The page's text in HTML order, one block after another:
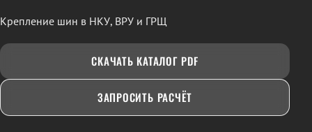
Крепление шин в НКУ, ВРУ и ГРЩ
СКАЧАТЬ КАТАЛОГ PDF
ЗАПРОСИТЬ РАСЧЁТ